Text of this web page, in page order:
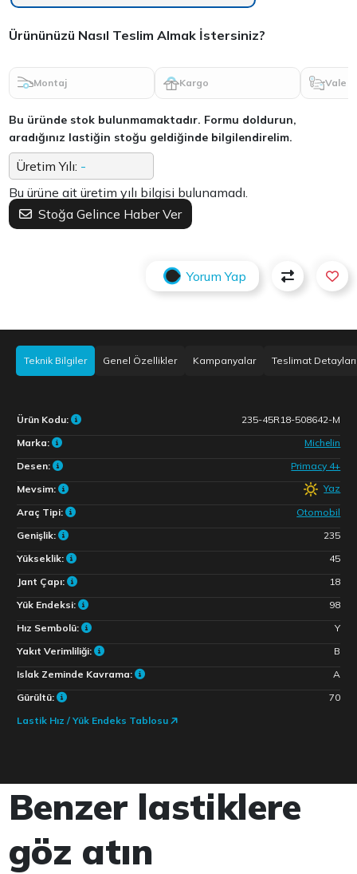
Ürününüzü Nasıl Teslim Almak İstersiniz?
Montaj Kargo Vale
Bu üründe stok bulunmamaktadır. Formu doldurun,
aradığınız lastiğin stoğu geldiğinde bilgilendirelim.
Üretim Yılı: -
Bu ürüne ait üretim yılı bilgisi bulunamadı.
Stoğa Gelince Haber Ver
Yorum Yap
Teknik Bilgiler Genel Özellikler Kampanyalar Teslimat Detayları
Ürün Kodu:
235-45R18-508642-M
Marka:
Michelin
Desen:
Primacy 4+
Mevsim:
Yaz
Araç Tipi:
Otomobil
Genişlik:
235
Yükseklik:
45
Jant Çapı:
18
Yük Endeksi:
98
Hız Sembolü:
Y
Yakıt Verimliliği:
B
Islak Zeminde Kavrama:
A
Gürültü:
70
Lastik Hız / Yük Endeks Tablosu
Benzer lastiklere
göz atın